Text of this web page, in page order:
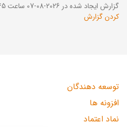
گزارش ایجاد شده در 2026-08-07 ساعت 11:18:45 (UTC +03:30).
کردن گزارش
توسعه دهندگان
افزونه ها
نماد اعتماد